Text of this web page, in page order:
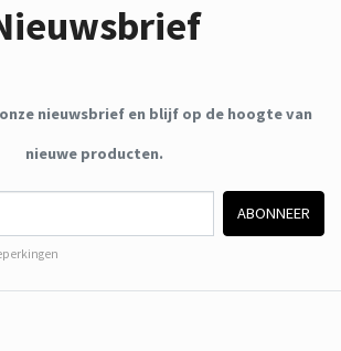
nieuwsbrief en blijf op de hoogte van
nieuwe producten.
ABONNEER